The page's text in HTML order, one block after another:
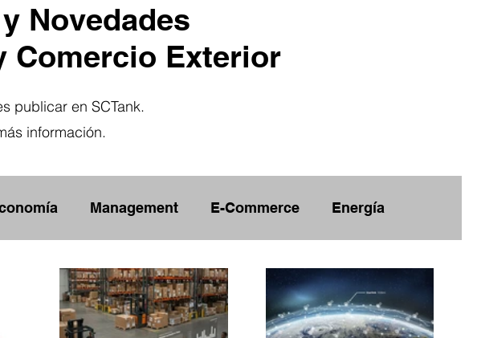
Novedades
Comercio Exterior
publicar en SCTank.
información.
Management E-Commerce Energía